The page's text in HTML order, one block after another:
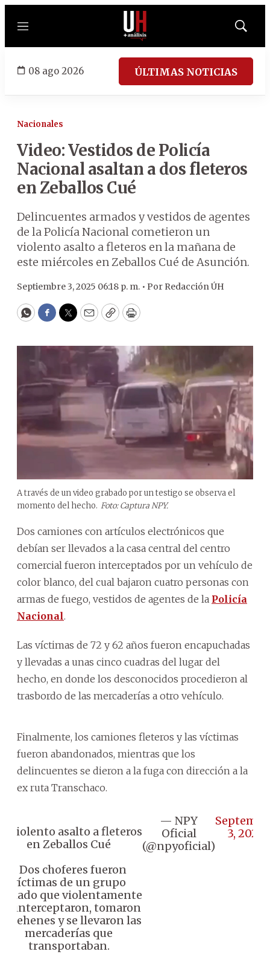
Menú
Mostrar
08 ago 2026 ÚLTIMAS NOTICIAS
Nacionales
Video: Vestidos de Policía
Nacional asaltan a dos fleteros
en Zeballos Cué
Delincuentes armados y vestidos de agentes
de la Policía Nacional cometieron un
violento asalto a fleteros en la mañana de
este miércoles en Zeballos Cué de Asunción.
Septiembre 3, 2025 06:18 p. m. • Por Redacción ÚH
WhatsApp
Facebook
Twitter
EmailCopyPrint
A través de un video grabado por un testigo se observa el
momento del hecho. Foto: Captura NPY.
Dos camiones con artículos electrónicos que
debían ser llevados a la casa central del centro
comercial fueron interceptados por un vehículo de
color blanco, del cual bajaron cuatro personas con
armas de fuego, vestidos de agentes de la Policía
Nacional.
Las víctimas de 72 y 62 años fueron encapuchadas
y llevadas a unas cinco cuadras del lugar del
hecho, en donde los desconocidos procedieron al
trasbordo de las mercaderías a otro vehículo.
Finalmente, los camiones fleteros y las víctimas
fueron abandonados, mientras que los
delincuentes se dieron a la fuga con dirección a la
ex ruta Transchaco.
Violento asalto a fleteros
en Zeballos Cué
♦️ Dos choferes fueron
víctimas de un grupo
que violentamente
interceptaron, tomaron
rehenes y se llevaron las
mercaderías que
transportaban.
— NPY
Oficial
(@npyoficial)
3, 2025